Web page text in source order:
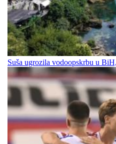
Suša ugrozila vodoopskrbu u